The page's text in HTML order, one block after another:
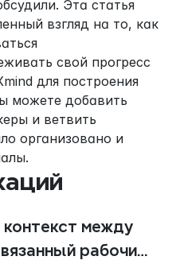
Эта статья
взгляд на то, как
свой прогресс
для построения
можете добавить
и ветвить
организовано и
контекст между
рабочий